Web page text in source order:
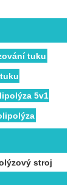
tuku
5v1
stroj